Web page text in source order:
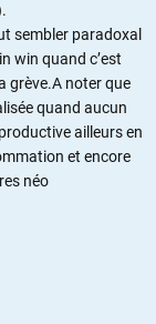
sembler paradoxal
win quand c’est
grève.A noter que
quand aucun
ailleurs en
et encore
néo